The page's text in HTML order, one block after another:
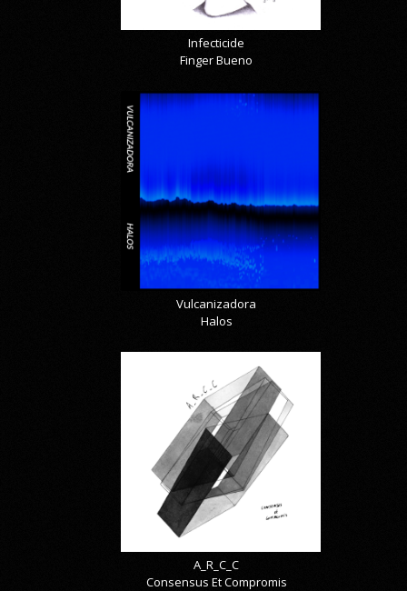
Infecticide
Finger Bueno
Vulcanizadora
Halos
A_R_C_C
Consensus Et Compromis